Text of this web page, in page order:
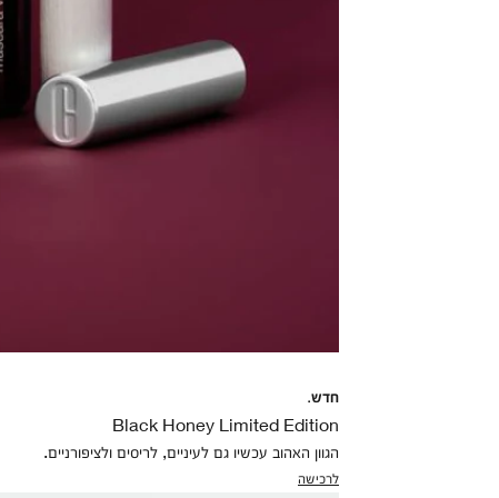
חדש.
Black Honey Limited Edition
הגוון האהוב עכשיו גם לעיניים, לריסים ולציפורניים.
לרכישה